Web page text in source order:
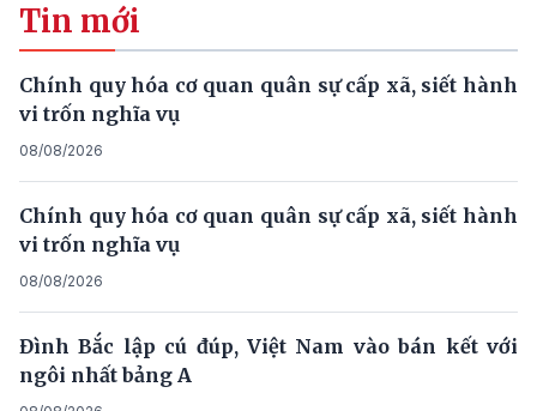
Tin mới
Chính quy hóa cơ quan quân sự cấp xã, siết hành
vi trốn nghĩa vụ
08/08/2026
Chính quy hóa cơ quan quân sự cấp xã, siết hành
vi trốn nghĩa vụ
08/08/2026
Đình Bắc lập cú đúp, Việt Nam vào bán kết với
ngôi nhất bảng A